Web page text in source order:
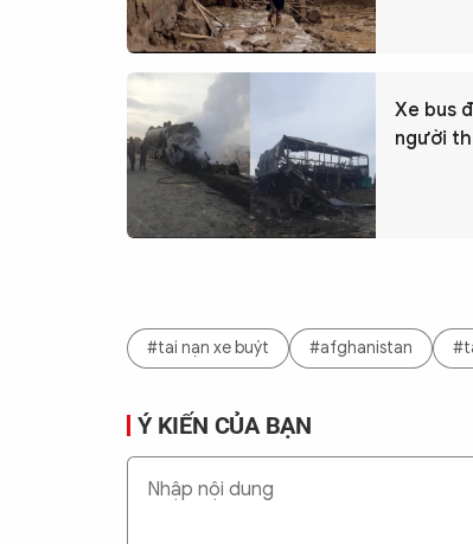
Xe bus
người
#tai nạn xe buýt #afghanistan
Ý KIẾN CỦA BẠN